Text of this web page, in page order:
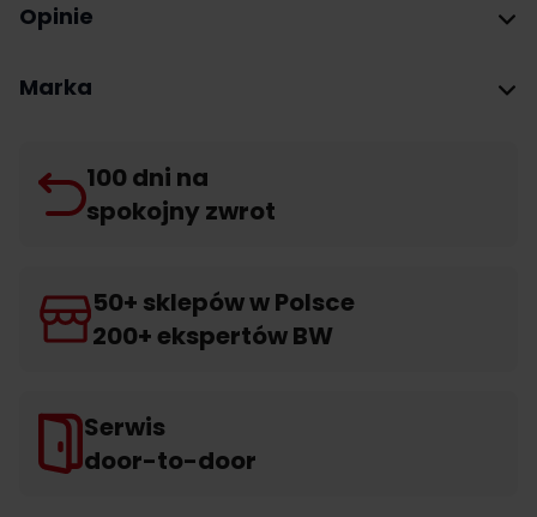
Opinie
Marka
100 dni na
spokojny zwrot
50+ sklepów w Polsce
200+ ekspertów BW
Serwis
door-to-door